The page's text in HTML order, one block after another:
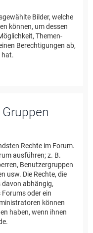
Bilder, welche
können, um dessen
Themen-
Berechtigungen ab,
hat.
Rechte im Forum.
ausführen; z. B.
Benutzergruppen
usw. Die Rechte, die
abhängig,
Forums oder ein
können
haben, wenn ihnen